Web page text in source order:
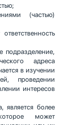
(частью)
подразделение,
адреса
в изучении
проведении
интересов
является более
может